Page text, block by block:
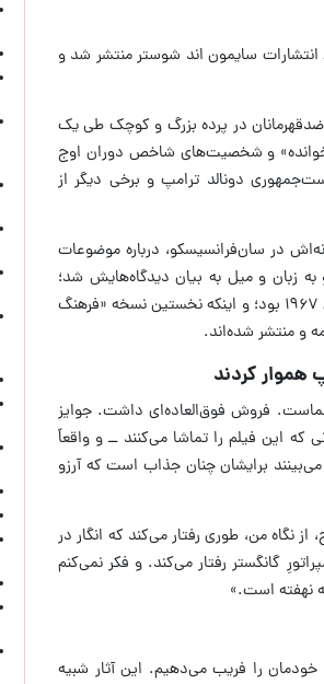
انتشارات سایمون اند شوستر منتشر شد و
در پرده بزرگ و کوچک طی یک
و شخصیت‌های شاخص دوران اوج
دونالد ترامپ و برخی دیگر از
خانه‌اش در سان‌فرانسیسکو، درباره موضوعات
زبان و میل به بیان دیدگاه‌هایش شد؛
چگونه برای نخستین بار از او خواسته شد کتابی بنویسد که حاصل آن کتاب «مرد سینمایی» در سال ۱۹۶۷ بود؛ و اینکه نخستین نسخه «فرهنگ
و منتشر شده‌اند.
هموار کردند
فروش فوق‌العاده‌ای داشت. جوایز
این فیلم را تماشا می‌کنند ــ و واقعاً
برایشان چنان جذاب است که آرزو
نگاه من، طوری رفتار می‌کند که انگار در
گانگستر رفتار می‌کند. و فکر نمی‌کنم
نهفته است.»
خودمان را فریب می‌دهیم. این آثار شبیه